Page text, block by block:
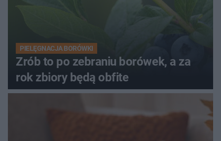
PIELĘGNACJA BORÓWKI
Zrób to po zebraniu borówek, a za
rok zbiory będą obfite